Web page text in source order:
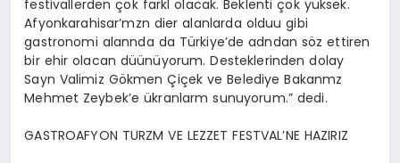
festivallerden çok farkl olacak. Beklenti çok yüksek.
Afyonkarahisar’mzn dier alanlarda olduu gibi
gastronomi alannda da Türkiye’de adndan söz ettiren
bir ehir olacan düünüyorum. Desteklerinden dolay
Sayn Valimiz Gökmen Çiçek ve Belediye Bakanmz
Mehmet Zeybek’e ükranlarm sunuyorum.” dedi.
GASTROAFYON TURZM VE LEZZET FESTVAL’NE HAZIRIZ